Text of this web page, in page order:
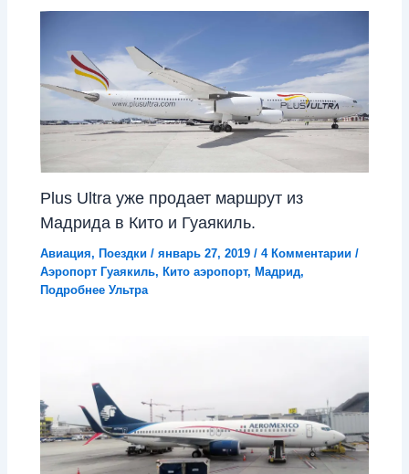
Plus Ultra уже продает маршрут из
Мадрида в Кито и Гуаякиль.
Авиация, Поездки /январь 27, 2019/4 Комментарии /
Аэропорт Гуаякиль, Кито аэропорт, Мадрид,
Подробнее Ультра